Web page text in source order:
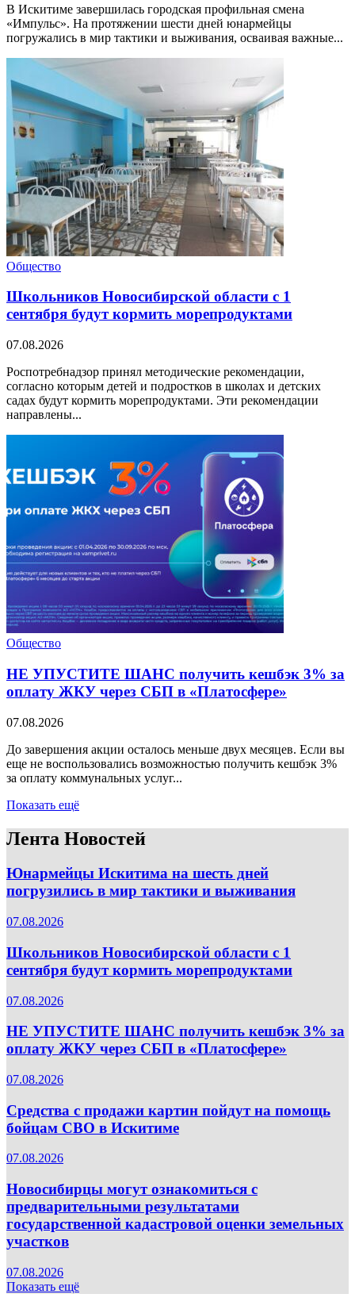
В Искитиме завершилась городская профильная смена
«Импульс». На протяжении шести дней юнармейцы
погружались в мир тактики и выживания, осваивая важные...
Общество
Школьников Новосибирской области с 1
сентября будут кормить морепродуктами
07.08.2026
Роспотребнадзор принял методические рекомендации,
согласно которым детей и подростков в школах и детских
садах будут кормить морепродуктами. Эти рекомендации
направлены...
Общество
НЕ УПУСТИТЕ ШАНС получить кешбэк 3% за
оплату ЖКУ через СБП в «Платосфере»
07.08.2026
До завершения акции осталось меньше двух месяцев. Если вы
еще не воспользовались возможностью получить кешбэк 3%
за оплату коммунальных услуг...
Показать ещё
Лента Новостей
Юнармейцы Искитима на шесть дней
погрузились в мир тактики и выживания
07.08.2026
Школьников Новосибирской области с 1
сентября будут кормить морепродуктами
07.08.2026
НЕ УПУСТИТЕ ШАНС получить кешбэк 3% за
оплату ЖКУ через СБП в «Платосфере»
07.08.2026
Средства с продажи картин пойдут на помощь
бойцам СВО в Искитиме
07.08.2026
Новосибирцы могут ознакомиться с
предварительными результатами
государственной кадастровой оценки земельных
участков
07.08.2026
Показать ещё